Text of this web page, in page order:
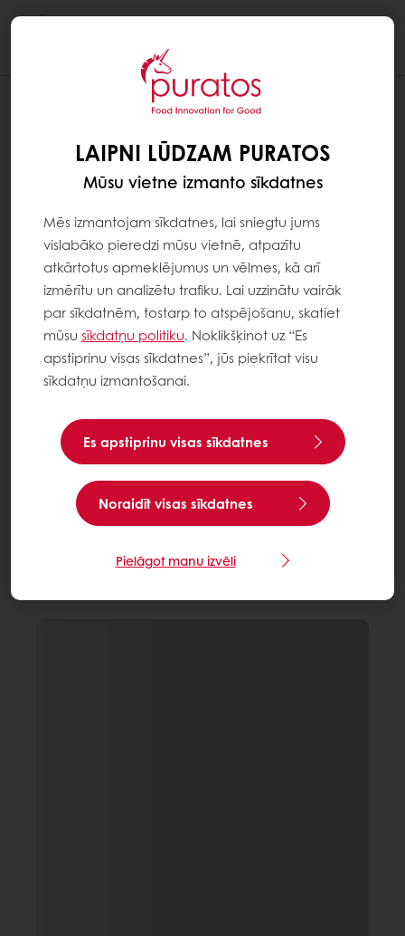
LAIPNI LŪDZAM PURATOS
Mūsu vietne izmanto sīkdatnes
Mēs izmantojam sīkdatnes, lai sniegtu jums
vislabāko pieredzi mūsu vietnē, atpazītu
atkārtotus apmeklējumus un vēlmes, kā arī
izmērītu un analizētu trafiku. Lai uzzinātu vairāk
par sīkdatnēm, tostarp to atspējošanu, skatiet
mūsu sīkdatņu politiku. Noklikšķinot uz “Es
apstiprinu visas sīkdatnes”, jūs piekrītat visu
sīkdatņu izmantošanai.
Es apstiprinu visas sīkdatnes
Noraidīt visas sīkdatnes
Pielāgot manu izvēli